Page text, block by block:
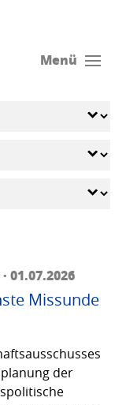
Menü
· 01.07.2026
Missunde
der